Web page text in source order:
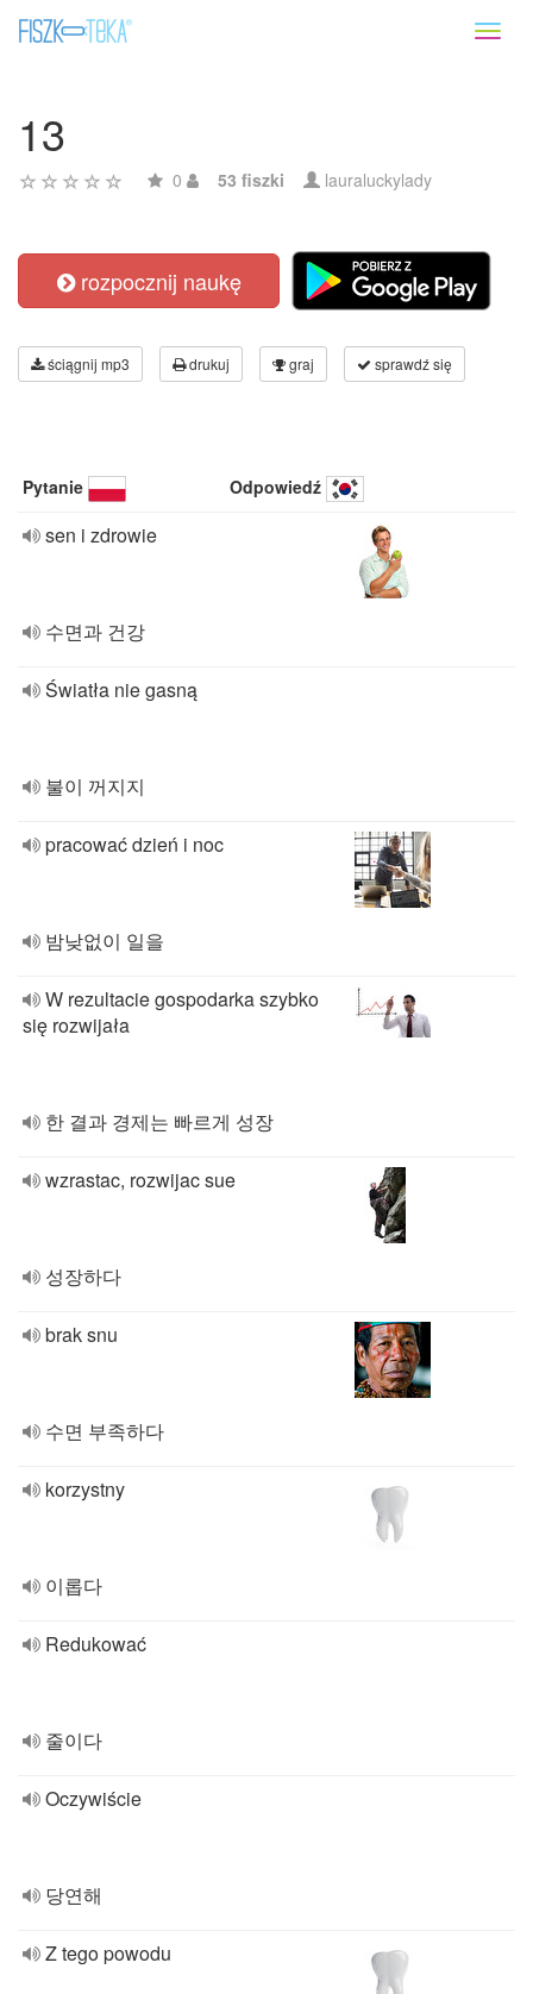
13
0 53 fiszki lauraluckylady
rozpocznij naukę
ściągnij mp3 drukuj graj sprawdź się
Pytanie Odpowiedź
sen i zdrowie
수면과 건강
Światła nie gasną
불이 꺼지지
pracować dzień i noc
밤낮없이 일을
W rezultacie gospodarka szybko
się rozwijała
한 결과 경제는 빠르게 성장
wzrastac, rozwijac sue
성장하다
brak snu
수면 부족하다
korzystny
이롭다
Redukować
줄이다
Oczywiście
당연해
Z tego powodu